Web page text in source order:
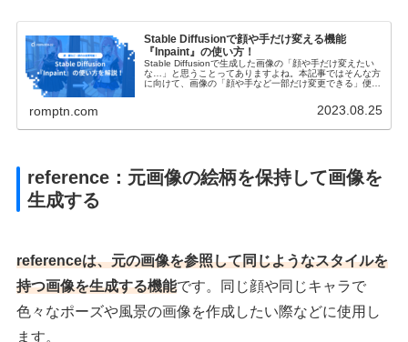
Stable Diffusionで顔や手だけ変える機能
『Inpaint』の使い方！
Stable Diffusionで生成した画像の「顔や手だけ変えたい
な…」と思うことってありますよね。本記事ではそんな方
に向けて、画像の「顔や手など一部だけ変更できる」便利
romptn.com 2023.08.25
reference：元画像の絵柄を保持して画像を
生成する
referenceは、元の画像を参照して同じようなスタイルを
持つ画像を生成する機能です。同じ顔や同じキャラで
色々なポーズや風景の画像を作成したい際などに使用し
ます。